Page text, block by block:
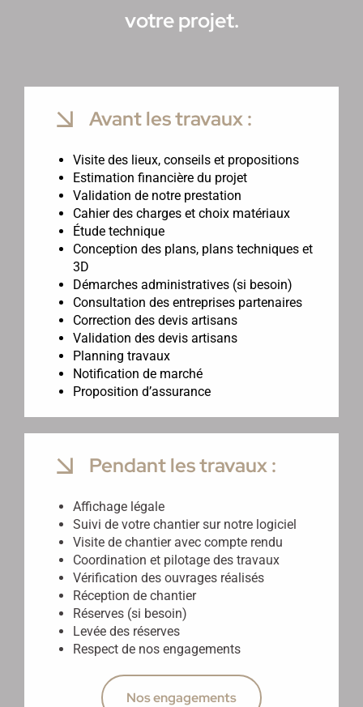
votre projet.
Avant les travaux :
Visite des lieux, conseils et propositions
Estimation financière du projet
Validation de notre prestation
Cahier des charges et choix matériaux
Étude technique
Conception des plans, plans techniques et
3D
Démarches administratives (si besoin)
Consultation des entreprises partenaires
Correction des devis artisans
Validation des devis artisans
Planning travaux
Notification de marché
Proposition d’assurance
Pendant les travaux :
Affichage légale
Suivi de votre chantier sur notre logiciel
Visite de chantier avec compte rendu
Coordination et pilotage des travaux
Vérification des ouvrages réalisés
Réception de chantier
Réserves (si besoin)
Levée des réserves
Respect de nos engagements
Nos engagements